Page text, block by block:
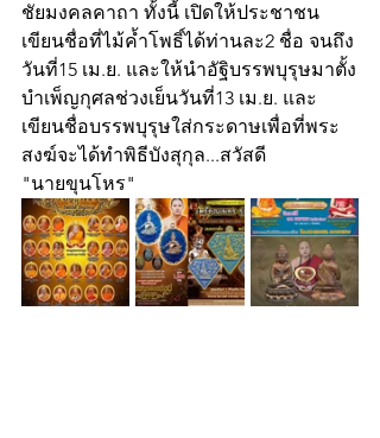
ชัยมงคลคาถา ทั้งนี้ เปิดให้ประชาชน
เขียนชื่อที่ไม้ค้ำโพธิ์ได้ท่านละ2 ชื่อ จนถึง
วันที่15 เม.ย. และให้นำอัฐิบรรพบุรุษมาตั้ง
บำเพ็ญกุศลช่วงเย็นวันที่13 เม.ย. และ
เขียนชื่อบรรพบุรุษใส่กระดาษเพื่อที่พระ
สงฆ์จะได้ทำพิธีบังสุกุล...สวัสดี
"นายขุนโหร"